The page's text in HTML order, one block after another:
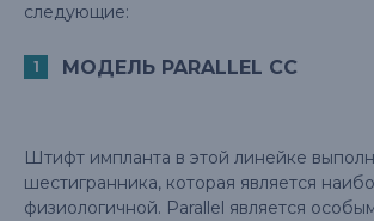
следующие:
МОДЕЛЬ PARALLEL CC
Штифт импланта в этой линейке
шестигранника, которая является
физиологичной. Parallel является